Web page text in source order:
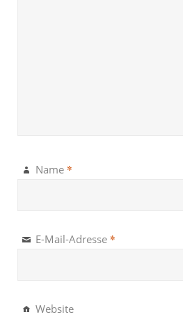
Name *
E-Mail-Adresse *
Website